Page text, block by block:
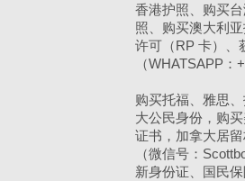
香港护照、购买
照、购买澳大利
许可（RP 卡）、
（WHATSAPP
购买托福、雅思
大公民身份，购
证书，加拿大居
（微信号：
新身份证、国民